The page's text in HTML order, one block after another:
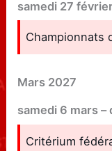
samedi 27 février
Championnats
Mars 2027
samedi 6 mars –
Critérium